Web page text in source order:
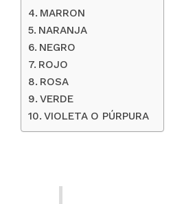
MARRON
NARANJA
NEGRO
ROJO
ROSA
VERDE
VIOLETA O PÚRPURA